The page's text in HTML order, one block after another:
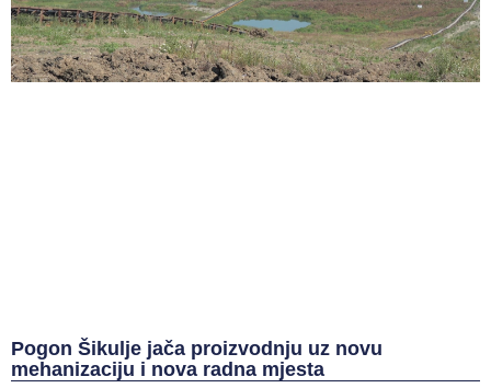
Pogon Šikulje jača proizvodnju uz novu
mehanizaciju i nova radna mjesta